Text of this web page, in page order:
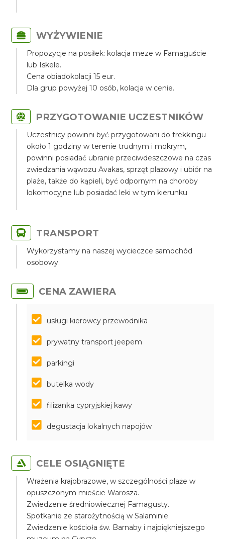
WYŻYWIENIE
Propozycje na posiłek: kolacja meze w Famaguście
lub Iskele.
Cena obiadokolacji 15 eur.
Dla grup powyżej 10 osób, kolacja w cenie.
PRZYGOTOWANIE UCZESTNIKÓW
Uczestnicy powinni być przygotowani do trekkingu
około 1 godziny w terenie trudnym i mokrym,
powinni posiadać ubranie przeciwdeszczowe na czas
zwiedzania wąwozu Avakas, sprzęt plażowy i ubiór na
plaże, także do kąpieli, być odpornym na choroby
lokomocyjne lub posiadać leki w tym kierunku
TRANSPORT
Wykorzystamy na naszej wycieczce samochód
osobowy.
CENA ZAWIERA
usługi kierowcy przewodnika
prywatny transport jeepem
parkingi
butelka wody
filiżanka cypryjskiej kawy
degustacja lokalnych napojów
CELE OSIĄGNIĘTE
Wrażenia krajobrazowe, w szczególności plaże w
opuszczonym mieście Warosza.
Zwiedzenie średniowiecznej Famagusty.
Spotkanie ze starożytnością w Salaminie.
Zwiedzenie kościoła św. Barnaby i najpiękniejszego